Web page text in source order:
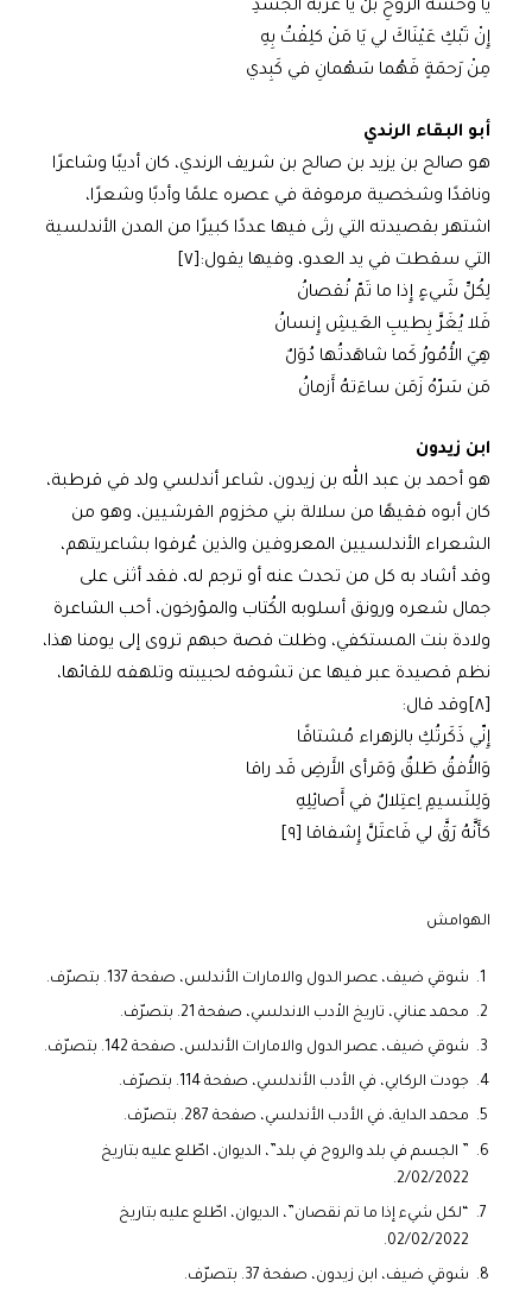
يَا وحشَة الرُّوحِ بَلْ يَا غُربَةَ الجَسَدِ
إِنْ تَبْكِ عَيْنَاكَ لي يَا مَنْ كلِفْتُ بِهِ
مِنْ رَحمَةٍ فَهُما سَهْمانِ في كَبِدي
أبو البقاء الرندي
هو صالح بن يزيد بن صالح بن شريف الرندي، كان أديبًا وشاعرًا
وناقدًا وشخصية مرموقة في عصره علمًا وأدبًا وشعرًا،
اشتهر بقصيدته التي رثى فيها عددًا كبيرًا من المدن الأندلسية
التي سقطت في يد العدو، وفيها يقول:[٧]
لِكُلِّ شَيءٍ إِذا ما تَمّ نُقصانُ
فَلا يُغَرَّ بِطيبِ العَيشِ إِنسانُ
هِيَ الأُمُورُ كَما شاهَدتُها دُوَلٌ
مَن سَرّهُ زَمَن ساءَتهُ أَزمانُ
ابن زيدون
هو أحمد بن عبد الله بن زيدون، شاعر أندلسي ولد في قرطبة،
كان أبوه فقيهًا من سلالة بني مخزوم القرشيين، وهو من
الشعراء الأندلسيين المعروفين والذين عُرفوا بشاعريتهم،
وقد أشاد به كل من تحدث عنه أو ترجم له، فقد أثنى على
جمال شعره ورونق أسلوبه الكُتاب والمؤرخون، أحب الشاعرة
ولادة بنت المستكفي، وظلت قصة حبهم تروى إلى يومنا هذا،
نظم قصيدة عبر فيها عن تشوقه لحبيبته وتلهفه للقائها،
[٨]وقد قال:
إِنّي ذَكَرتُكِ بالزهراء مُشتاقًا
وَالأُفقُ طَلقٌ وَمَرأى الأَرضِ قَد راقا
وَلِلنَسيمِ اِعتِلالٌ في أَصائِلِهِ
كأَنَّهُ رَقَّ لي فَاعتَلَّ إِشفاقا [٩]
الهوامش
شوقي ضيف، عصر الدول والامارات الأندلس، صفحة 137. بتصرّف.
محمد عناني، تاريخ الاْدب الاندلسي، صفحة 21. بتصرّف.
شوقي ضيف، عصر الدول والامارات الأندلس، صفحة 142. بتصرّف.
جودت الركابي، في الأدب الأندلسي، صفحة 114. بتصرّف.
محمد الداية، في الأدب الأندلسي، صفحة 287. بتصرّف.
” الجسم في بلد والروح في بلد”، الديوان، اطّلع عليه بتاريخ
2/02/2022.
“لكل شيء إذا ما تم نقصان”، الديوان، اطّلع عليه بتاريخ
02/02/2022.
شوقي ضيف، ابن زيدون، صفحة 37. بتصرّف.